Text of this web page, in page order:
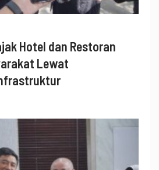
Hotel dan Restoran
Lewat